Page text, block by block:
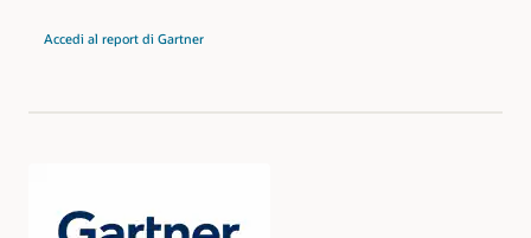
Accedi al report di Gartner